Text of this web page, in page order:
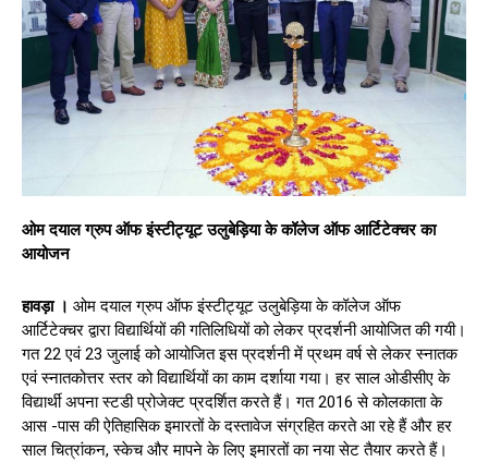
ओम दयाल ग्रुप ऑफ इंस्टीट्यूट उलुबेड़िया के कॉलेज ऑफ आर्टिटेक्चर का
आयोजन
हावड़ा । ओम दयाल ग्रुप ऑफ इंस्टीट्यूट उलुबेड़िया के कॉलेज ऑफ
आर्टिटेक्चर द्वारा विद्यार्थियों की गतिलिधियों को लेकर प्रदर्शनी आयोजित की गयी।
गत 22 एवं 23 जुलाई को आयोजित इस प्रदर्शनी में प्रथम वर्ष से लेकर स्नातक
एवं स्नातकोत्तर स्तर को विद्यार्थियों का काम दर्शाया गया। हर साल ओडीसीए के
विद्यार्थी अपना स्टडी प्रोजेक्ट प्रदर्शित करते हैं। गत 2016 से कोलकाता के
आस -पास की ऐतिहासिक इमारतों के दस्तावेज संग्रहित करते आ रहे हैं और हर
साल चित्रांकन, स्केच और मापने के लिए इमारतों का नया सेट तैयार करते हैं।